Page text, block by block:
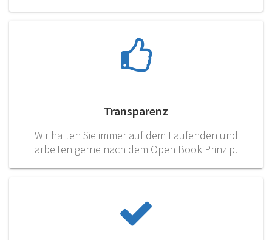
Transparenz
Wir halten Sie immer auf dem Laufenden und
arbeiten gerne nach dem Open Book Prinzip.